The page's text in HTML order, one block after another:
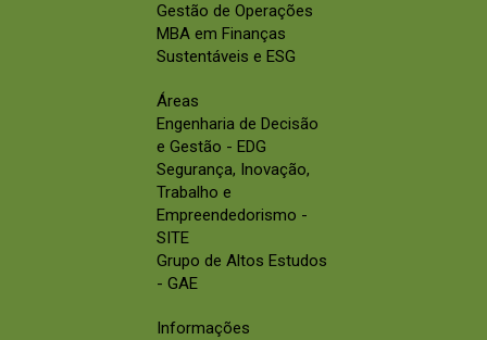
Gestão de Operações
MBA em Finanças
Sustentáveis e ESG
Áreas
Engenharia de Decisão
e Gestão - EDG
Segurança, Inovação,
Trabalho e
Empreendedorismo -
SITE
Grupo de Altos Estudos
- GAE
Informações